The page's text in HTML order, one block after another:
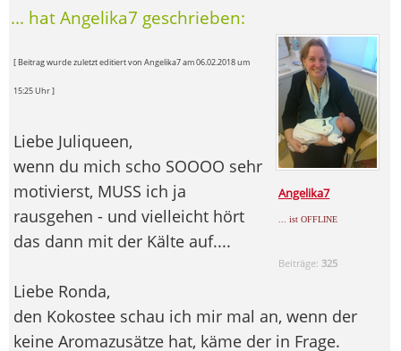
... hat Angelika7 geschrieben:
Angelika7
... ist OFFLINE
Beiträge: 325
[ Beitrag wurde zuletzt editiert von Angelika7 am 06.02.2018 um
15:25 Uhr ]
Liebe Juliqueen,
wenn du mich scho SOOOO sehr
motivierst, MUSS ich ja
rausgehen - und vielleicht hört
das dann mit der Kälte auf....
Liebe Ronda,
den Kokostee schau ich mir mal an, wenn der
keine Aromazusätze hat, käme der in Frage.